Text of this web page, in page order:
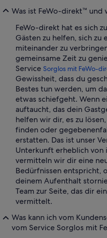
Was ist FeWo-direkt™ und
FeWo-direkt hat es sich
Gästen zu helfen, sich
miteinander zu
gemeinsame Zeit zu
Service Sorglos mit FeWo-
Gewissheit, dass du
Bestes tun werden, um
etwas schiefgeht. Wenn
auftaucht, das dein
helfen wir dir, es zu
finden oder
erstatten. Das ist unser
Unterkunft erheblich von
vermitteln wir dir eine
Bedürfnissen entspricht,
deinem Aufenthalt
Team zur Seite, das dir
vermittelt.
Was kann ich vom
vom Service Sorglos mit